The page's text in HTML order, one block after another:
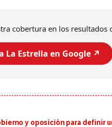
cobertura en los resultados
La Estrella en Google ↗️
y oposición para definir